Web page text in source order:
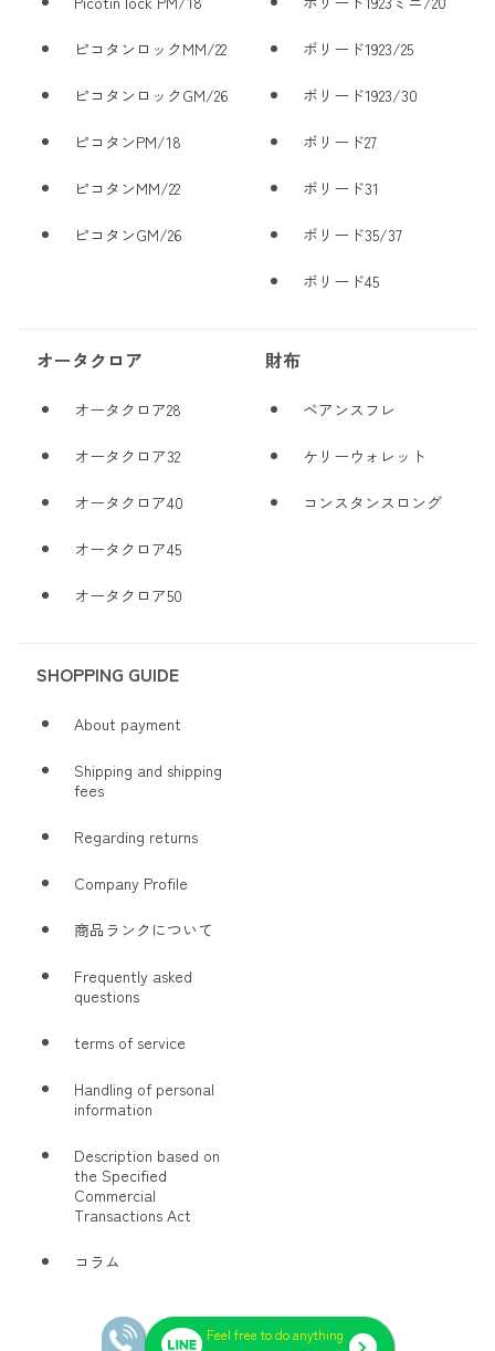
Feel free to do anything
ピコタンロックMM/22
ピコタンロックGM/26
ピコタンPM/18
ピコタンMM/22
ピコタンGM/26
ボリード1923/25
ボリード1923/30
ボリード27
ボリード31
ボリード35/37
ボリード45
オータクロア
オータクロア28
オータクロア32
オータクロア40
オータクロア45
オータクロア50
財布
ベアンスフレ
ケリーウォレット
コンスタンスロング
SHOPPING GUIDE
About payment
Shipping and shipping
fees
Regarding returns
Company Profile
商品ランクについて
Frequently asked
questions
terms of service
Handling of personal
information
Description based on
the Specified
Commercial
Transactions Act
コラム
© 2026 H3（エイチスリー）